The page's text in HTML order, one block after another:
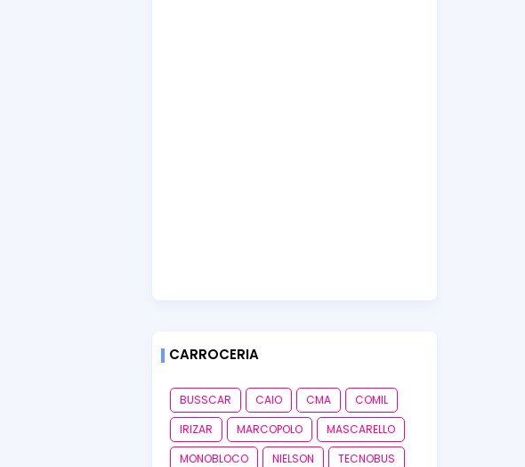
CARROCERIA
BUSSCAR CAIO CMA
COMIL
IRIZAR
MARCOPOLO
MASCARELLO
MONOBLOCO
NIELSON
TECNOBUS